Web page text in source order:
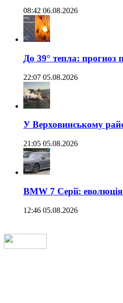
08:42 06.08.2026
До 39° тепла: прогноз
22:07 05.08.2026
У Верховинському
21:05 05.08.2026
BMW 7 Серії:
12:46 05.08.2026